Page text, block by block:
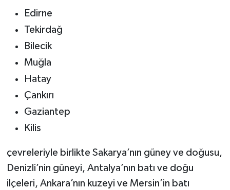
Edirne
Tekirdağ
Bilecik
Muğla
Hatay
Çankırı
Gaziantep
Kilis
çevreleriyle birlikte Sakarya’nın güney ve doğusu,
Denizli’nin güneyi, Antalya’nın batı ve doğu
ilçeleri, Ankara’nın kuzeyi ve Mersin’in batı